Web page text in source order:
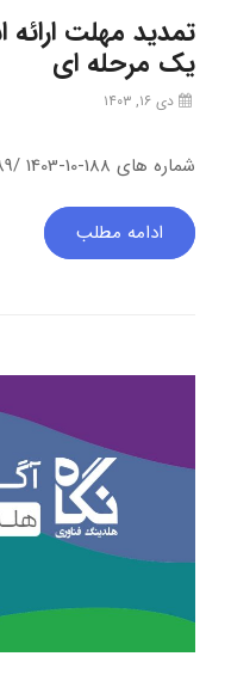
تمدید مهلت
یک مرحله ای
دی ۱۶, ۱۴۰۳
شماره های 188-10-1403 /189-10-143 / 190-10-1403 / 191-10-1403
ادامه مطلب